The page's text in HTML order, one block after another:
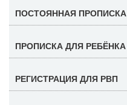
ПОСТОЯННАЯ ПРОПИСКА
ПРОПИСКА ДЛЯ РЕБЁНКА
РЕГИСТРАЦИЯ ДЛЯ РВП